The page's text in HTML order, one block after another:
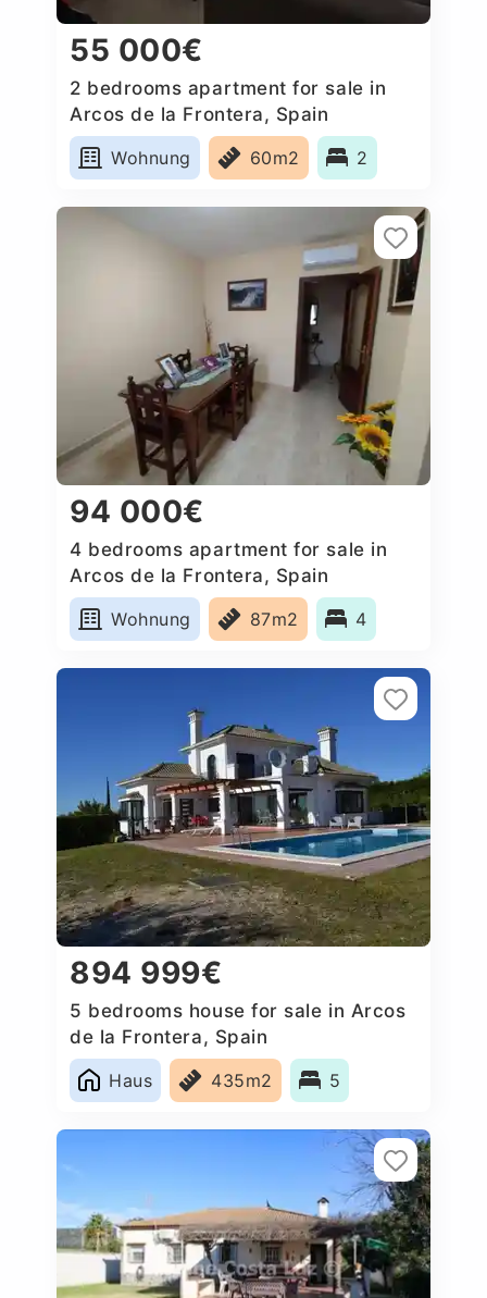
55 000€
2 bedrooms apartment for sale in
Arcos de la Frontera, Spain
Wohnung
60m2 2
94 000€
4 bedrooms apartment for sale in
Arcos de la Frontera, Spain
Wohnung
87m2 4
894 999€
5 bedrooms house for sale in Arcos
de la Frontera, Spain
Haus
435m2 5